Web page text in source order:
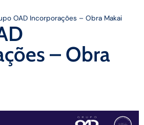
OAD Incorporações – Obra Makai
– Obra